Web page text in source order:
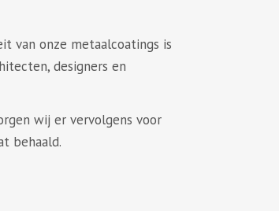
van onze metaalcoatings is
designers en
wij er vervolgens voor
behaald.